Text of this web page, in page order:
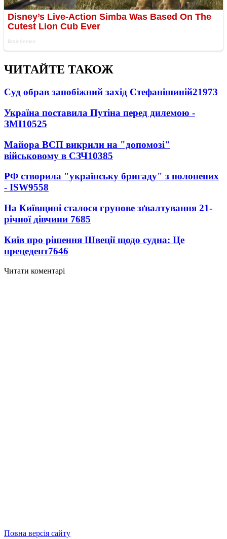
ЧИТАЙТЕ ТАКОЖ
Суд обрав запобіжний захід Стефанішиній21973
Україна поставила Путіна перед дилемою -
ЗМІ10525
Майора ВСП викрили на "допомозі"
військовому в СЗЧ10385
РФ створила "українську бригаду" з полонених
- ISW9558
На Київщині сталося групове зґвалтування 21-
річної дівчини 7685
Київ про рішення Швеції щодо судна: Це
прецедент7646
Читати коментарі
Повна версія сайту